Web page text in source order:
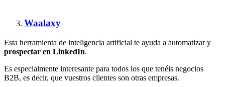
Waalaxy
Esta herramienta de inteligencia artificial te ayuda a automatizar y
prospectar en LinkedIn.
Es especialmente interesante para todos los que tenéis negocios
B2B, es decir, que vuestros clientes son otras empresas.